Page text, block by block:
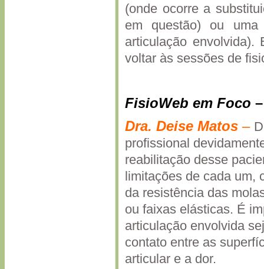
(onde ocorre a
em questão) ou
articulação
voltar às sessões de
FisioWeb em Foco
Dra. Deise Matos –
profissional
reabilitação desse
limitações de cada um,
da resistência das
ou faixas elásticas. É
articulação envolvida
contato entre as
articular e a dor.